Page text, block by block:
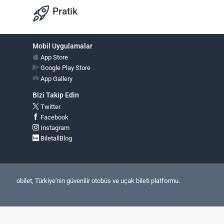
Pratik
Mobil Uygulamalar
App Store
Google Play Store
App Gallery
Bizi Takip Edin
Twitter
Facebook
Instagram
BiletallBlog
obilet, Türkiye'nin güvenilir otobüs ve uçak bileti platformu.